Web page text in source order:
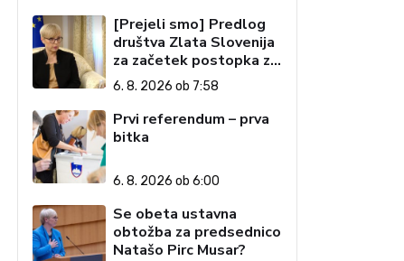
[Prejeli smo] Predlog
društva Zlata Slovenija
za začetek postopka za
preučitev pogojev za
ustavno obtožbo
predsednice Republike
Slovenije
6. 8. 2026 ob 7:58
Prvi referendum – prva
bitka
6. 8. 2026 ob 6:00
Se obeta ustavna
obtožba za predsednico
Natašo Pirc Musar?